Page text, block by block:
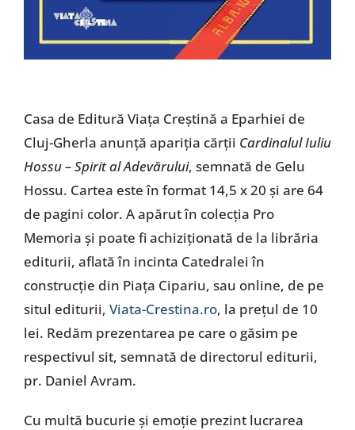
Casa de Editură Viața Creștină a Eparhiei de
Cluj-Gherla anunță apariția cărții Cardinalul Iuliu
Hossu – Spirit al Adevărului, semnată de Gelu
Hossu. Cartea este în format 14,5 x 20 și are 64
de pagini color. A apărut în colecția Pro
Memoria și poate fi achiziționată de la librăria
editurii, aflată în incinta Catedralei în
construcție din Piața Cipariu, sau online, de pe
situl editurii, Viata-Crestina.ro, la prețul de 10
lei. Redăm prezentarea pe care o găsim pe
respectivul sit, semnată de directorul editurii,
pr. Daniel Avram.
Cu multă bucurie și emoție prezint lucrarea